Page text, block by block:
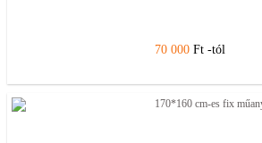
70 000 Ft -tól
170*160 cm-es fix